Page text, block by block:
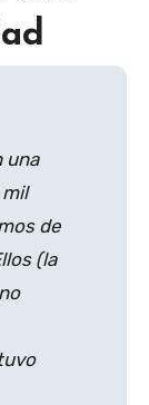
una
de
(la